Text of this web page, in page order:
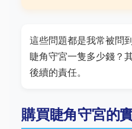
這些問題都是我常被問
睫角守宮一隻多少錢？
後續的責任。
購買睫角守宮的